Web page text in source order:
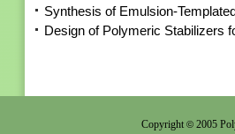
Synthesis of Emulsion-
Design of Polymeric Stabilizers
Copyright© 2005